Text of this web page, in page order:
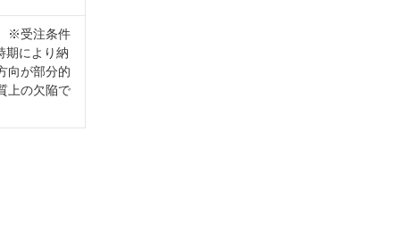
※受注条件
期により納
向が部分的
上の欠陥で